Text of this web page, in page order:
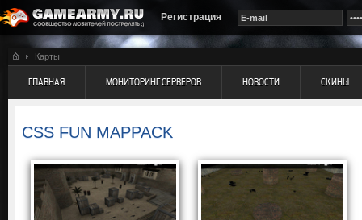
Регистрация
Карты
ГЛАВНАЯ МОНИТОРИНГ СЕРВЕРОВ НОВОСТИ СКИНЫ
CSS FUN MAPPACK